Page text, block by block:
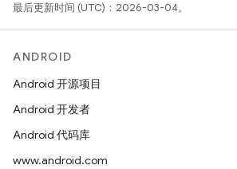
最后更新时间 (UTC)：2026-03-04。
ANDROID
Android 开源项目
Android 开发者
Android 代码库
www.android.com